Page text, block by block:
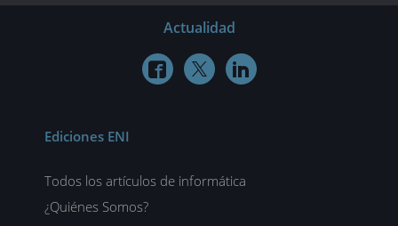
Actualidad
  
Ediciones ENI
Todos los artículos de informática
¿Quiénes Somos?